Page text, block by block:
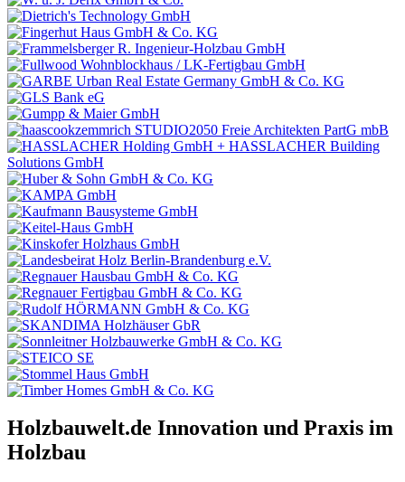
Holzbauwelt.de Innovation und Praxis im
Holzbau